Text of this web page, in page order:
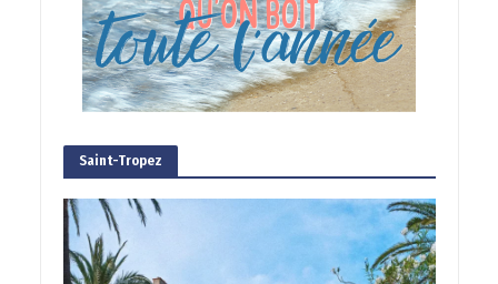
Saint-Tropez